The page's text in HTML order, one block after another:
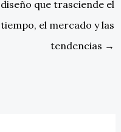
diseño que trasciende el
tiempo, el mercado y las
tendencias →